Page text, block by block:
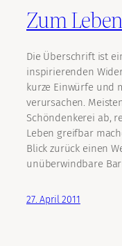
Zum
Die Überschrift ist
inspirierenden
kurze Einwürfe und
verursachen.
Schöndenkerei ab,
Leben greifbar
Blick zurück einen
unüberwindbare
27. April 2011